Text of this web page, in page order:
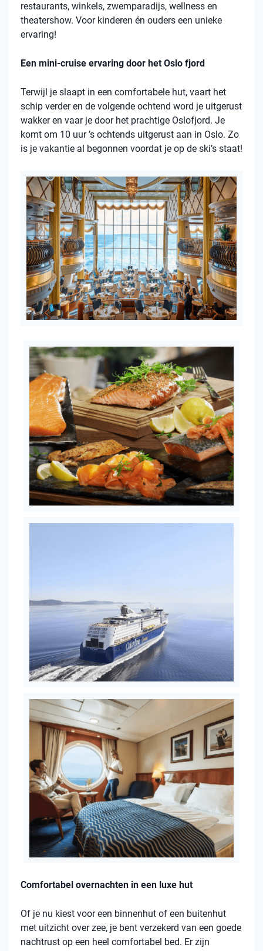
restaurants, winkels, zwemparadijs, wellness en
theatershow. Voor kinderen én ouders een unieke
ervaring!
Een mini-cruise ervaring door het Oslo fjord
Terwijl je slaapt in een comfortabele hut, vaart het
schip verder en de volgende ochtend word je uitgerust
wakker en vaar je door het prachtige Oslofjord. Je
komt om 10 uur ’s ochtends uitgerust aan in Oslo. Zo
is je vakantie al begonnen voordat je op de ski’s staat!
Comfortabel overnachten in een luxe hut
Of je nu kiest voor een binnenhut of een buitenhut
met uitzicht over zee, je bent verzekerd van een goede
nachtrust op een heel comfortabel bed. Er zijn